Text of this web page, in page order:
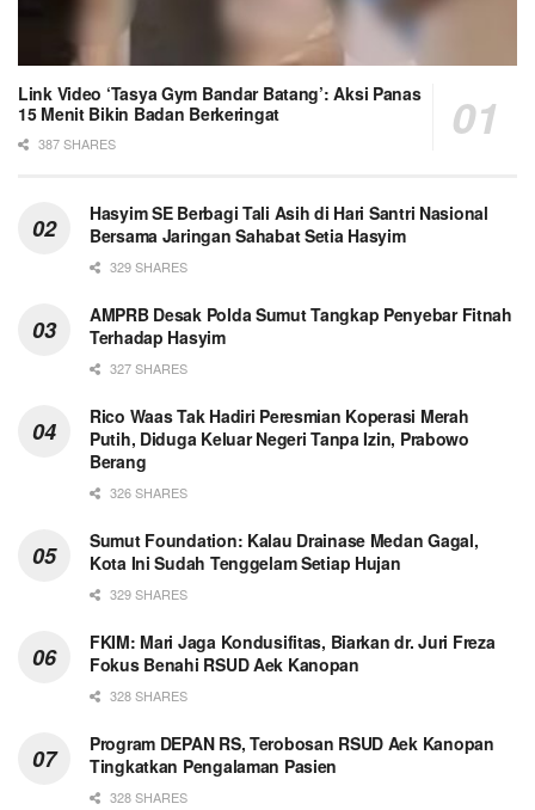
Link Video ‘Tasya Gym Bandar Batang’: Aksi Panas
15 Menit Bikin Badan Berkeringat
387 SHARES
Hasyim SE Berbagi Tali Asih di Hari Santri Nasional
Bersama Jaringan Sahabat Setia Hasyim
329 SHARES
AMPRB Desak Polda Sumut Tangkap Penyebar Fitnah
Terhadap Hasyim
327 SHARES
Rico Waas Tak Hadiri Peresmian Koperasi Merah
Putih, Diduga Keluar Negeri Tanpa Izin, Prabowo
Berang
326 SHARES
Sumut Foundation: Kalau Drainase Medan Gagal,
Kota Ini Sudah Tenggelam Setiap Hujan
329 SHARES
FKIM: Mari Jaga Kondusifitas, Biarkan dr. Juri Freza
Fokus Benahi RSUD Aek Kanopan
328 SHARES
Program DEPAN RS, Terobosan RSUD Aek Kanopan
Tingkatkan Pengalaman Pasien
328 SHARES